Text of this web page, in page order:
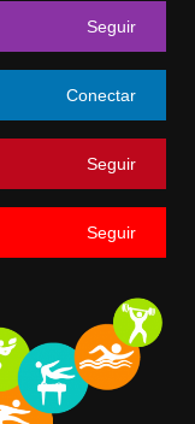
Seguir
Conectar
Seguir
Seguir